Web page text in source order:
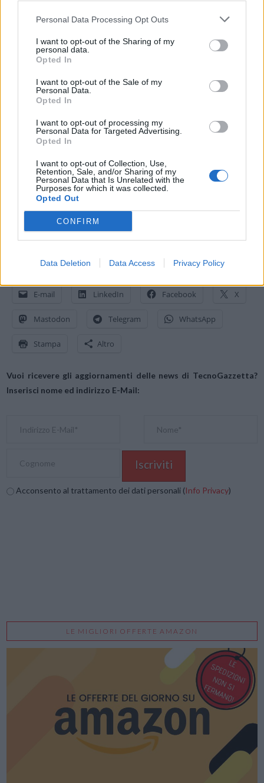
Personal Data Processing Opt Outs
I want to opt-out of the Sharing of my
personal data.
Opted In
I want to opt-out of the Sale of my
Personal Data.
Opted In
I want to opt-out of processing my
Personal Data for Targeted Advertising.
Opted In
I want to opt-out of Collection, Use,
Retention, Sale, and/or Sharing of my
Personal Data that Is Unrelated with the
Purposes for which it was collected.
Opted Out
CONFIRM
Data Deletion Data Access Privacy Policy
Trasferimento Tecnologico e a rendere esaustiva l’offerta di servizi in
panoramica chiara ed esaustiva.
Due gli eventi in programma per il Centro di Competenza ARTES
al Festival Internazionale della Robotica di Pisa: il primo dal
Il contributo della robotica alla competitività italiana e il
ruolo di Pisa”, che si svolgeràsabato 25 maggio presso ilPalazzo Blu
tra le 10.30 e le 13.00 e vedrà la partecipazione tra i relatori
domenica 26dalle 12 alle 13 presso l’Auditorium della Leopolda
dove ARTES 4.0 ha organizzato unaTavola Rotonda
sul tema del
Trasferimento Tecnologico a cui prenderà parte
responsabile dell’Area Trasferimento Tecnologico del Centro di
Competenza, insieme ai referenti delle Istituzioni coinvolte. Di
seguito i dettagli sulla Tavola Rotonda.
E-mail LinkedIn Facebook X
Mastodon Telegram WhatsApp
Stampa Altro
Vuoi ricevere gli aggiornamenti delle news di TecnoGazzetta?
Inserisci nome ed indirizzo E-Mail:
Acconsento al trattamento dei dati personali (Info Privacy)
LE MIGLIORI OFFERTE AMAZON